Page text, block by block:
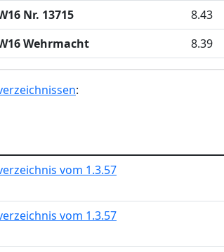
Nr. 13715 8.43
Wehrmacht 8.39
:
vom 1.3.57
vom 1.3.57